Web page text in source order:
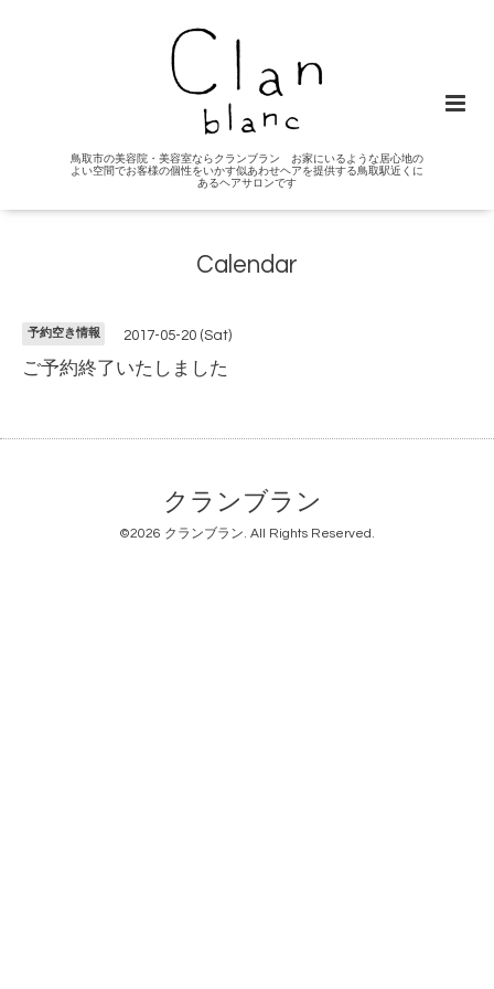
鳥取市の美容院・美容室ならクランブラン お家にいるような居心地の
よい空間でお客様の個性をいかす似あわせヘアを提供する鳥取駅近くに
あるヘアサロンです
Calendar
予約空き情報 2017-05-20 (Sat)
ご予約終了いたしました
クランブラン
©2026 クランブラン. All Rights Reserved.